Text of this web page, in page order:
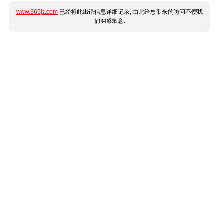
www.365jz.com 已经将此出错信息详细记录, 由此给您带来的访问不便我
们深感歉意.